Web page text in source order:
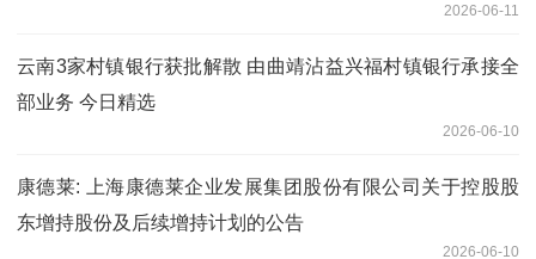
2026-06-11
云南3家村镇银行获批解散 由曲靖沾益兴福村镇银行承接全
部业务 今日精选
2026-06-10
康德莱: 上海康德莱企业发展集团股份有限公司关于控股股
东增持股份及后续增持计划的公告
2026-06-10